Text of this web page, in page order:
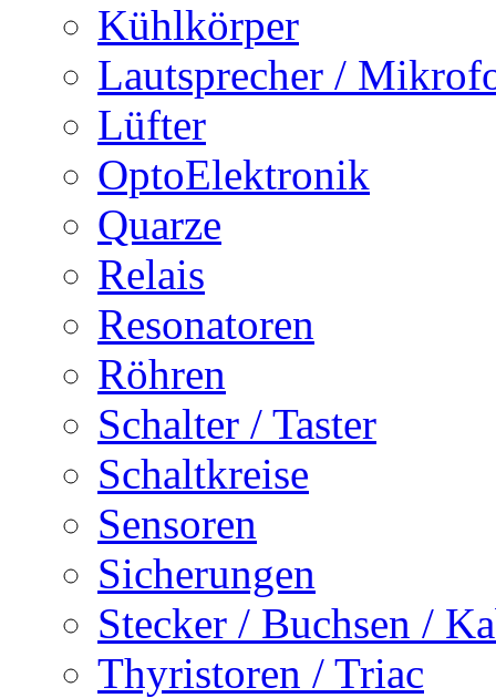
Kühlkörper
Lautsprecher /
Lüfter
OptoElektronik
Quarze
Relais
Resonatoren
Röhren
Schalter / Taster
Schaltkreise
Sensoren
Sicherungen
Stecker / Buchsen /
Thyristoren / Triac